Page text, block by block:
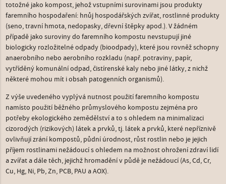
totožné jako kompost, jehož vstupními surovinami jsou produkty
faremního hospodaření: hnůj hospodářských zvířat, rostlinné produkty
(seno, travní hmota, nedopasky, dřevní štěpky apod.). V žádném
případě jako suroviny do faremního kompostu nevstupují jiné
biologicky rozložitelné odpady (bioodpady), které jsou rovněž schopny
anaerobního nebo aerobního rozkladu (např. potraviny, papír,
vytříděný komunální odpad, čistírenské kaly nebo jiné látky, z nichž
některé mohou mít i obsah patogenních organismů).
Z výše uvedeného vyplývá nutnost použití faremního kompostu
namísto použití běžného průmyslového kompostu zejména pro
potřeby ekologického zemědělství a to s ohledem na minimalizaci
cizorodých (rizikových) látek a prvků, tj. látek a prvků, které nepříznivě
ovlivňují zrání kompostů, půdní úrodnost, růst rostlin nebo je jejich
příjem rostlinami nežádoucí s ohledem na možnost ohrožení zdraví lidí
a zvířat a dále těch, jejichž hromadění v půdě je nežádoucí (As, Cd, Cr,
Cu, Hg, Ni, Pb, Zn, PCB, PAU a AOX).